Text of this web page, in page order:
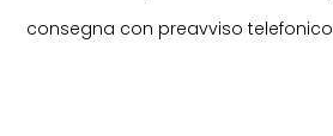
consegna con preavviso telefonico